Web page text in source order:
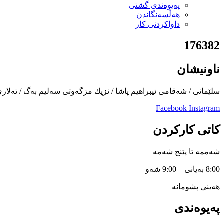
پەیوەندی گشتی
هەڵسەنگاندن
داواكردنی كار
176382
ناونیشان
سلێمانی / شەقامی ئیبراهیم پاشا / نزیك مزگەوتی سەلیم بەگ /
Facebook Instagram
کاتی کارکردن
شەممە تا پێنج شەمە
8:00 بەیانی – 9:00 شەو
هەینی پشومانە
پەیوەندی